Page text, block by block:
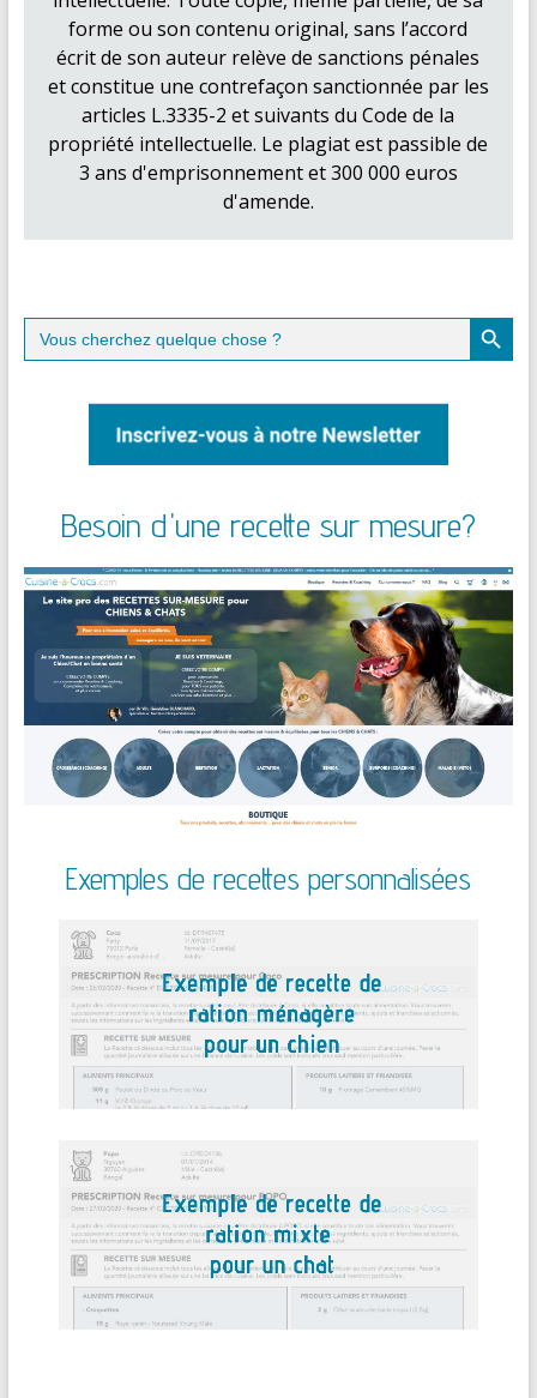
forme ou son contenu original, sans l’accord
écrit de son auteur relève de sanctions pénales
et constitue une contrefaçon sanctionnée par les
articles L.3335-2 et suivants du Code de la
propriété intellectuelle. Le plagiat est passible de
3 ans d'emprisonnement et 300 000 euros
d'amende.
Search
for:
Search Button
Besoin d'une recette sur mesure?
Exemples de recettes personnalisées